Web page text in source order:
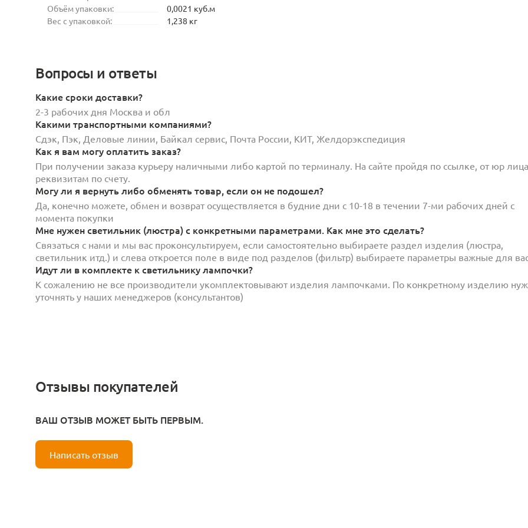
Объём упаковки:
0,0021 куб.м
Вес с упаковкой:
1,238 кг
Вопросы и ответы
Какие сроки доставки?
2-3 рабочих дня Москва и обл
Какими транспортными компаниями?
Сдэк, Пэк, Деловые линии, Байкал сервис, Почта России, КИТ, Желдорэкспедиция
Как я вам могу оплатить заказ?
При получении заказа курьеру наличными либо картой по терминалу. На сайте пройдя по ссылке, от юр
реквизитам по счету.
Могу ли я вернуть либо обменять товар, если он не подошел?
Да, конечно можете, обмен и возврат осуществляется в будние дни с 10-18 в течении 7-ми рабочих дней с
момента покупки
Мне нужен светильник (люстра) с конкретными параметрами. Как мне это сделать?
Связаться с нами и мы вас проконсультируем, если самостоятельно выбираете раздел изделия (люстра,
светильник итд.) и слева откроется поле в виде под разделов (фильтр) выбираете параметры важные для
Идут ли в комплекте к светильнику лампочки?
К сожалению не все производители укомплектовывают изделия лампочками. По конкретному изделию
уточнять у наших менеджеров (консультантов)
Отзывы покупателей
ВАШ ОТЗЫВ МОЖЕТ БЫТЬ ПЕРВЫМ.
Написать отзыв